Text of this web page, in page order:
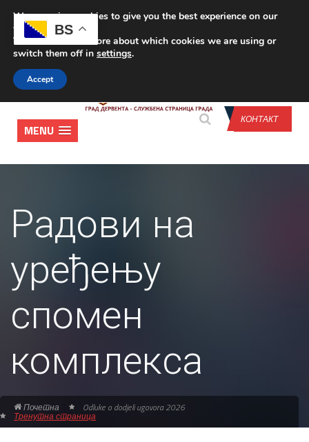
CONTACT US
КОНТАКТ
MENU
Радови на
уређењу
спомен
комплекса
Почетна Odluke o dodjeli ugovora 2026
Тренутна страница
BS
We are using cookies to give you the best experience on our
website.
You can find out more about which cookies we are using or
switch them off in settings.
Accept